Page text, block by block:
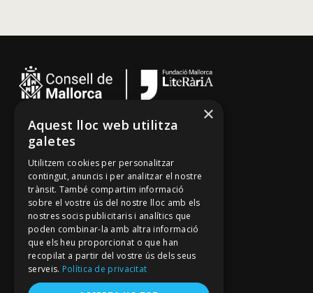
Cançoner
Tradicionari
Arxiu Oral
Contacte
Segueix-nos
Mallorca Oral, un projecte de
Avís legal
×
Aquest lloc web utilitza
galetes
Utilitzem cookies per personalitzar
contingut, anuncis i per analitzar el nostre
trànsit. També compartim informació
sobre el vostre ús del nostre lloc amb els
nostres socis publicitaris i analítics que
poden combinar-la amb altra informació
que els heu proporcionat o que han
recopilat a partir del vostre ús dels seus
serveis. Política de privacitat